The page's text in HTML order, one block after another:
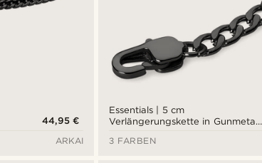
44,95 €
ARKAI
Essentials | 5 cm
Verlängerungskette in Gunmetal-
3 FARBEN